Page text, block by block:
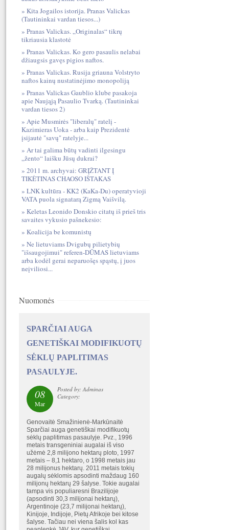
Kita Jogailos istorija. Pranas Valickas
(Tautininkai vardan tiesos...)
Pranas Valickas. „Originalas“ tikrų
tikriausia klastotė
Pranas Valickas. Ko gero pasaulis nelabai
džiaugsis gavęs pigios naftos.
Pranas Valickas. Rusija griauna Volstryto
naftos kainų nustatinėjimo monopoliją
Pranas Valickas Gaublio klube pasakoja
apie Naująją Pasaulio Tvarką. (Tautininkai
vardan tiesos 2)
Apie Musmirės "liberalų" ratelį -
Kazimieras Uoka - arba kaip Prezidentė
įsijautė "savų" ratelyje...
Ar tai galima būtų vadinti ilgesingu
„žento“ laišku Jūsų dukrai?
2011 m. archyvai: GRĮŽTANT Į
TIKĖTINAS CHAOSO IŠTAKAS
LNK kultūra - KK2 (KaKa-Du) operatyvioji
VATA puola signatarą Zigmą Vaišvilą.
Keletas Leonido Donskio citatų iš prieš tris
savaites vykusio pašnekesio:
Koalicija be komunistų
Ne lietuviams Dvigubų pilietybių
"išsaugojimui" referen-DŪMAS lietuviams
arba kodėl gerai neparuošęs spąstų, į juos
neįviliosi...
Nuomonės
SPARČIAI AUGA
GENETIŠKAI MODIFIKUOTŲ
SĖKLŲ PAPLITIMAS
PASAULYJE.
08
Mar
Posted by: Adminas
Category:
Genovaitė Smažinienė-Markūnaitė
Sparčiai auga genetiškai modifikuotų
sėklų paplitimas pasaulyje. Pvz., 1996
metais transgeniniai augalai iš viso
užėmė 2,8 milijono hektarų ploto, 1997
metais – 8,1 hektaro, o 1998 metais jau
28 milijonus hektarų. 2011 metais tokių
augalų sėklomis apsodinti maždaug 160
milijonų hektarų 29 šalyse. Tokie augalai
tampa vis populiaresni Brazilijoje
(apsodinti 30,3 milijonai hektarų),
Argentinoje (23,7 milijonai hektarų),
Kinijoje, Indijoje, Pietų Afrikoje bei kitose
šalyse. Tačiau nei viena šalis kol kas